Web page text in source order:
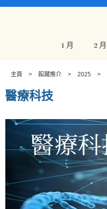
1 月 2 月
主頁 > 館藏推介 > 2025 >
醫療科技